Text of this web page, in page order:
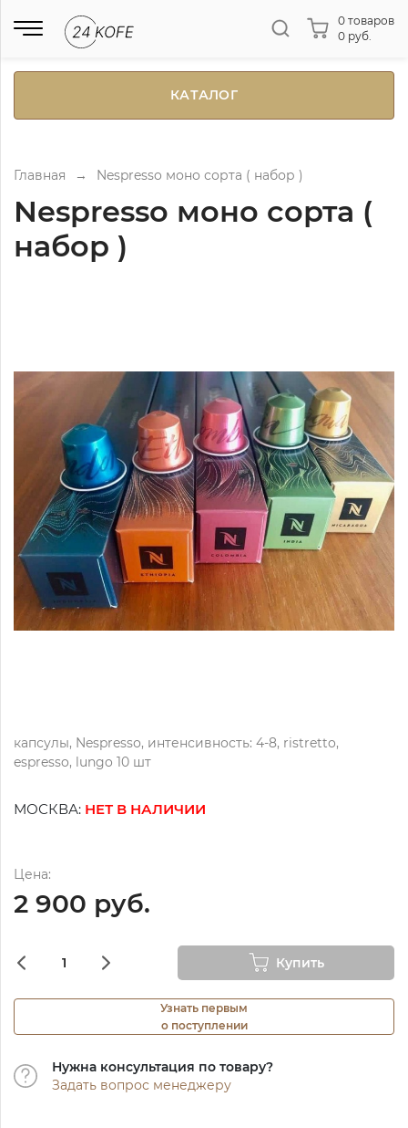
0 товаров
0 руб.
КАТАЛОГ
Главная → Nespresso моно сорта ( набор )
Nespresso моно сорта (
набор )
капсулы, Nespressо, интенсивность: 4-8, ristretto,
espresso, lungo 10 шт
МОСКВА: НЕТ В НАЛИЧИИ
Цена:
2 900 руб.
Купить
Узнать первым
о поступлении
Нужна консультация по товару?
Задать вопрос менеджеру